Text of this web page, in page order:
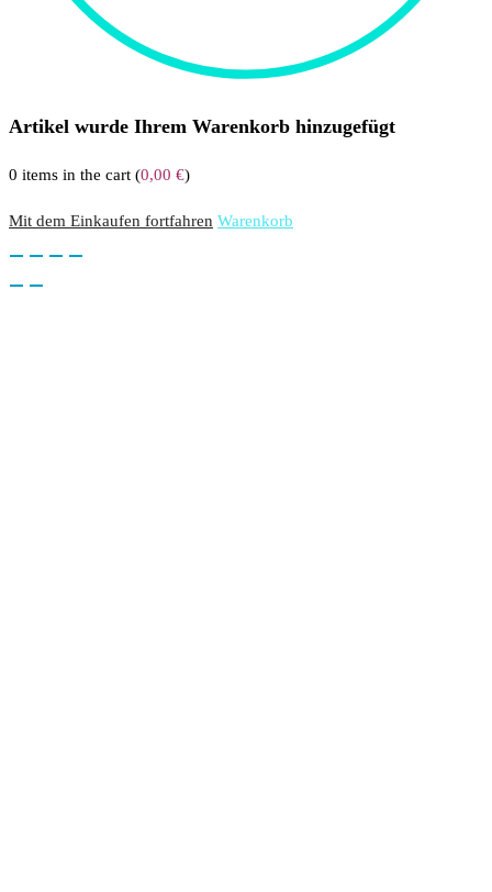
Artikel wurde Ihrem Warenkorb hinzugefügt
0 items in the cart (0,00 €)
Mit dem Einkaufen fortfahren Warenkorb